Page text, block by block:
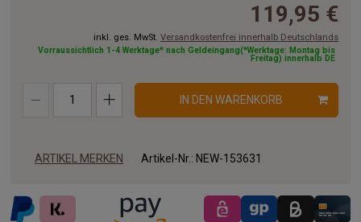
119,95 €
inkl. ges. MwSt. Versandkostenfrei innerhalb Deutschlands
Vorraussichtlich 1-4 Werktage* nach Geldeingang(*Werktage: Montag bis
Freitag) innerhalb DE
IN DEN WARENKORB
ARTIKEL MERKEN Artikel-Nr.: NEW-153631